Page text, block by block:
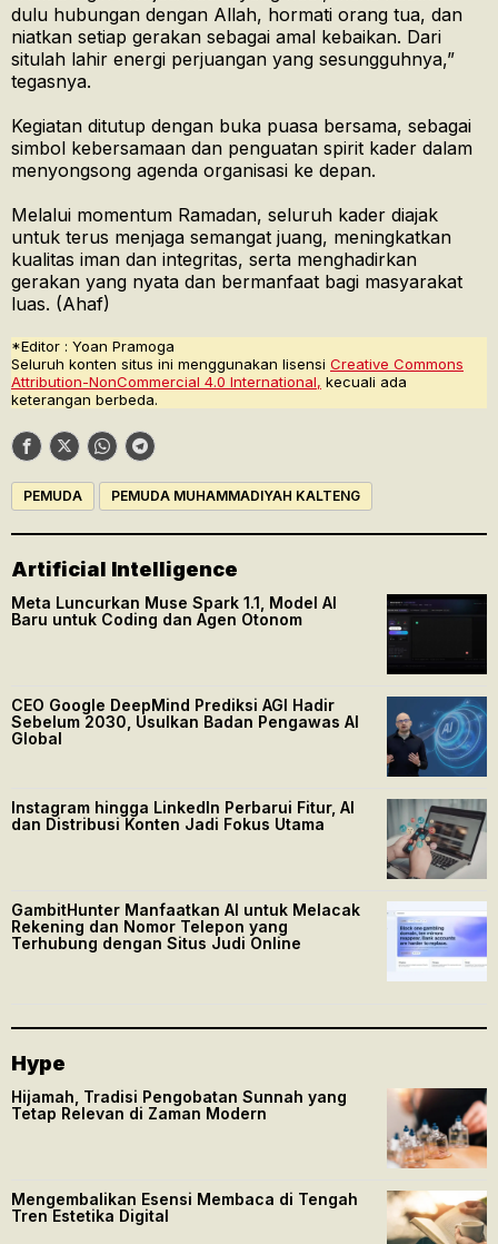
dulu hubungan dengan Allah, hormati orang tua, dan
niatkan setiap gerakan sebagai amal kebaikan. Dari
situlah lahir energi perjuangan yang sesungguhnya,”
tegasnya.
Kegiatan ditutup dengan buka puasa bersama, sebagai
simbol kebersamaan dan penguatan spirit kader dalam
menyongsong agenda organisasi ke depan.
Melalui momentum Ramadan, seluruh kader diajak
untuk terus menjaga semangat juang, meningkatkan
kualitas iman dan integritas, serta menghadirkan
gerakan yang nyata dan bermanfaat bagi masyarakat
luas. (Ahaf)
*Editor : Yoan Pramoga
Seluruh konten situs ini menggunakan lisensi Creative Commons
Attribution-NonCommercial 4.0 International, kecuali ada
keterangan berbeda.
PEMUDA PEMUDA MUHAMMADIYAH KALTENG
Artificial Intelligence
Meta Luncurkan Muse Spark 1.1, Model AI
Baru untuk Coding dan Agen Otonom
CEO Google DeepMind Prediksi AGI Hadir
Sebelum 2030, Usulkan Badan Pengawas AI
Global
Instagram hingga LinkedIn Perbarui Fitur, AI
dan Distribusi Konten Jadi Fokus Utama
GambitHunter Manfaatkan AI untuk Melacak
Rekening dan Nomor Telepon yang
Terhubung dengan Situs Judi Online
Hype
Hijamah, Tradisi Pengobatan Sunnah yang
Tetap Relevan di Zaman Modern
Mengembalikan Esensi Membaca di Tengah
Tren Estetika Digital